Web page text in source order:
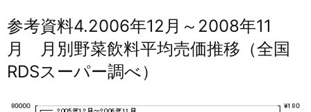
参考資料4.2006年12月～2008年11
月 月別野菜飲料平均売価推移（全国
RDSスーパー調べ）